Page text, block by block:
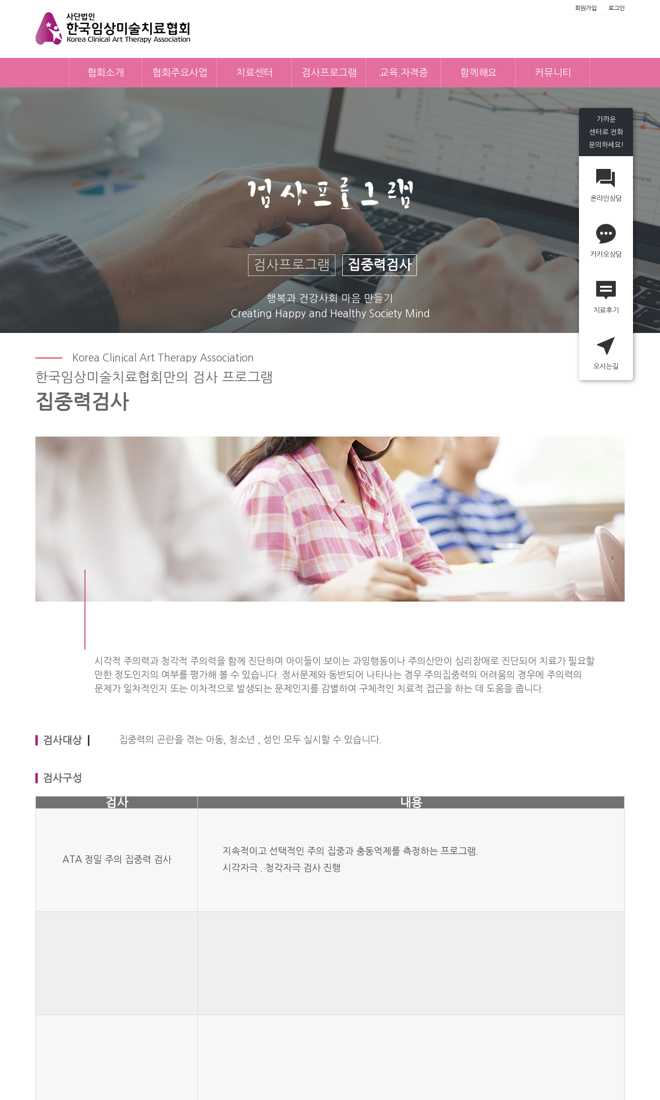
회원가입 로그인
협회소개 협회주요사업 치료센터 검사프로그램 교육.자격증 함께해요 커뮤니티
검사프로그램 집중력검사
행복과 건강사회 마음 만들기
Creating Happy and Healthy Society Mind
Korea Clinical Art Therapy Association
한국임상미술치료협회만의 검사 프로그램
집중력검사
시각적 주의력과 청각적 주의력을 함께 진단하며 아이들이 보이는 과잉행동이나 주의산만이 심리장애로 진단되어 치료가 필요할
만한 정도인지의 여부를 평가해 볼 수 있습니다. 정서문제와 동반되어 나타나는 경우 주의집중력의 어려움의 경우에 주의력의
문제가 일차적인지 또는 이차적으로 발생되는 문제인지를 감별하여 구체적인 치료적 접근을 하는 데 도움을 줍니다.
검사대상 집중력의 곤란을 겪는 아동, 청소년 , 성인 모두 실시할 수 있습니다.
검사구성
검사 내용
ATA 정밀 주의 집중력 검사
지속적이고 선택적인 주의 집중과 충동억제를 측정하는 프로그램.
시각자극 . 청각자극 검사 진행
가까운
센터로 전화
문의하세요!
온라인상담
카카오상담
치료후기
오시는길